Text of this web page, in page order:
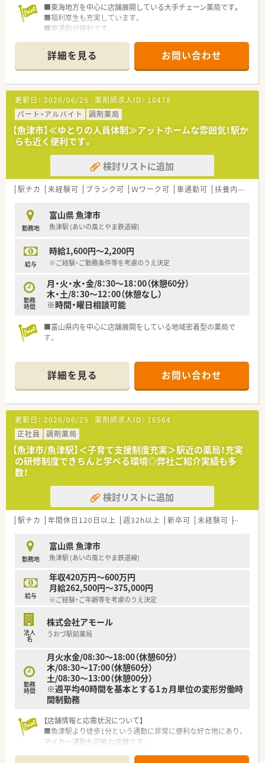
などへのステップアップも目指せます。
■東海地方を中心に店舗展開している大手チェーン薬局です。
■福利厚生も充実しています。
■車通勤が便利です。
詳細を見る お問い合わせ
更新日： 2026/06/25 薬剤師求人ID： 10478
パート・アルバイト
調剤薬局
【魚津市】≪ゆとりの人員体制≫アットホームな雰囲気！駅か
らも近く便利です。
検討リストに追加
駅チカ 未経験可 ブランク可 Ｗワーク可 車通勤可 扶養内勤務OK
勤務地
富山県 魚津市
魚津駅 (あいの風とやま鉄道線)
給与
時給1,600円～2,200円
※ご経験・ご勤務条件等を考慮のうえ決定
勤務
時間
月・火・水・金/8：30～18：00（休憩60分）
木・土/8：30～12：00（休憩なし）
※時間・曜日相談可能
■富山県内を中心に店舗展開をしている地域密着型の薬局で
す。
詳細を見る お問い合わせ
更新日： 2026/06/25 薬剤師求人ID： 16564
正社員
調剤薬局
【魚津市/魚津駅】＜子育て支援制度充実＞駅近の薬局！充実
の研修制度できちんと学べる環境◎弊社ご紹介実績も多
数！
検討リストに追加
駅チカ 年間休日120日以上 週32h以上 新卒可 未経験可 ブラン
勤務地
富山県 魚津市
魚津駅 (あいの風とやま鉄道線)
給与
年収420万円～600万円
月給262,500円～375,000円
※ご経験・ご年齢等を考慮のうえ決定
法人
名
株式会社アモール
うおづ駅前薬局
勤務
時間
月火水金/08:30～18:00（休憩60分）
木/08:30～17:00（休憩60分）
土/08:30～13:00（休憩00分）
※週平均40時間を基本とする1ヵ月単位の変形労働時
間制勤務
【店舗情報と応需状況について】
■魚津駅より徒歩1分という通勤に非常に便利な好立地にあり、
マイカー通勤も可能な店舗です。